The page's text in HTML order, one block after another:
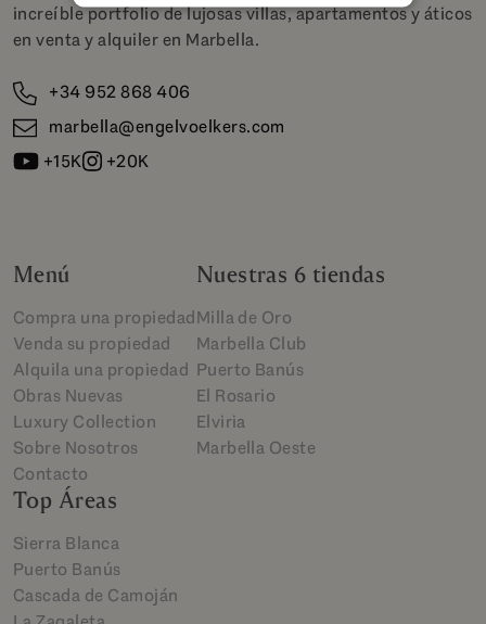
increíble portfolio de lujosas villas, apartamentos y áticos
en venta y alquiler en Marbella.
+34 952 868 406
marbella@engelvoelkers.com
+15K
+20K
Menú
Compra una propiedad
Venda su propiedad
Alquila una propiedad
Obras Nuevas
Luxury Collection
Sobre Nosotros
Contacto
Nuestras 6 tiendas
Milla de Oro
Marbella Club
Puerto Banús
El Rosario
Elviria
Marbella Oeste
Top Áreas
Sierra Blanca
Puerto Banús
Cascada de Camoján